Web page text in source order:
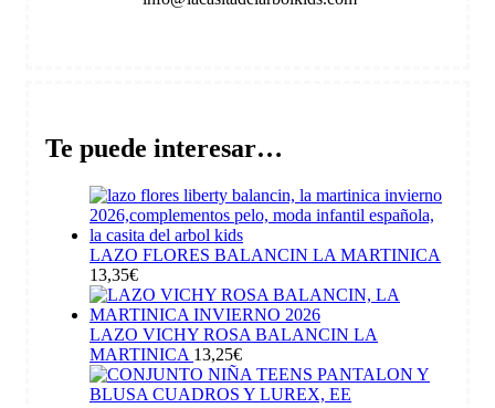
Te puede interesar…
LAZO FLORES BALANCIN LA MARTINICA
13,35€
LAZO VICHY ROSA BALANCIN LA
MARTINICA 13,25€